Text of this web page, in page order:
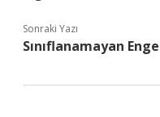
Sonraki Yazı
Sınıflanamayan